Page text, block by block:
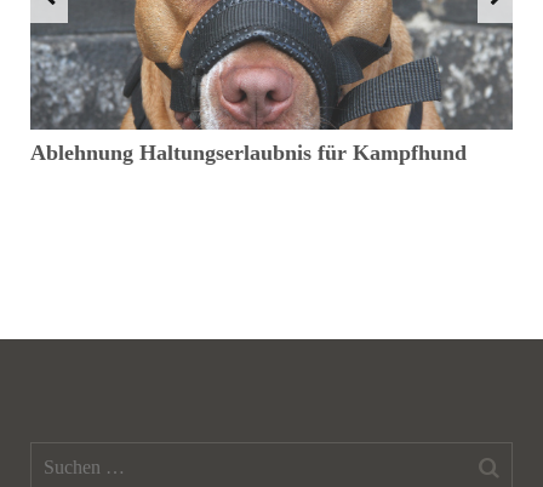
Ablehnung Haltungserlaubnis für Kampfhund